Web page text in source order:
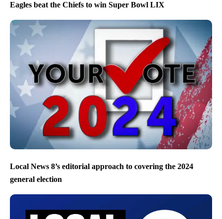
Eagles beat the Chiefs to win Super Bowl LIX
Local News 8’s editorial approach to covering the 2024
general election